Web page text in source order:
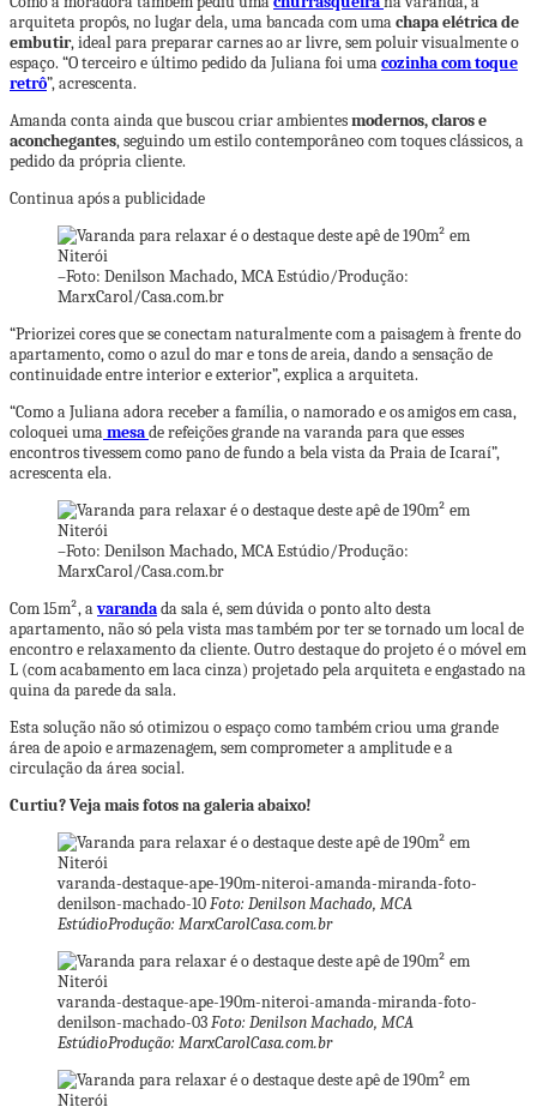
arquiteta propôs, no lugar dela, uma bancada com umachapa elétrica de
embutir, ideal para preparar carnes ao ar livre, sem poluir visualmente o
espaço. “O terceiro e último pedido da Juliana foi umacozinha com toque
retrô”, acrescenta.
Amanda conta ainda que buscou criar ambientesmodernos, claros e
aconchegantes, seguindo um estilo contemporâneo com toques clássicos, a
pedido da própria cliente.
Continua após a publicidade
–Foto: Denilson Machado, MCA Estúdio/Produção:
MarxCarol/Casa.com.br
“Priorizei cores que se conectam naturalmente com a paisagem à frente do
apartamento, como o azul do mar e tons de areia, dando a sensação de
continuidade entre interior e exterior”, explica a arquiteta.
“Como a Juliana adora receber a família, o namorado e os amigos em casa,
coloquei umamesade refeições grande na varanda para que esses
encontros tivessem como pano de fundo a bela vista da Praia de Icaraí”,
acrescenta ela.
–Foto: Denilson Machado, MCA Estúdio/Produção:
MarxCarol/Casa.com.br
Com 15m², avarandada sala é, sem dúvida o ponto alto desta
apartamento, não só pela vista mas também por ter se tornado um local de
encontro e relaxamento da cliente. Outro destaque do projeto é o móvel em
L (com acabamento em laca cinza) projetado pela arquiteta e engastado na
quina da parede da sala.
Esta solução não só otimizou o espaço como também criou uma grande
área de apoio e armazenagem, sem comprometer a amplitude e a
circulação da área social.
Curtiu? Veja mais fotos na galeria abaixo!
varanda-destaque-ape-190m-niteroi-amanda-miranda-foto-
denilson-machado-10Foto: Denilson Machado, MCA
EstúdioProdução: MarxCarolCasa.com.br
varanda-destaque-ape-190m-niteroi-amanda-miranda-foto-
denilson-machado-03Foto: Denilson Machado, MCA
EstúdioProdução: MarxCarolCasa.com.br